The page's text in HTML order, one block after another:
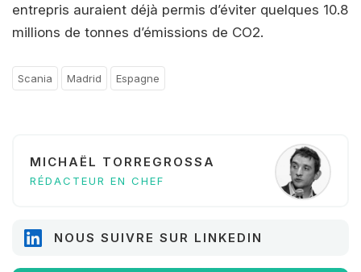
entrepris auraient déjà permis d’éviter quelques 10.8
millions de tonnes d’émissions de CO2.
Scania Madrid Espagne
MICHAËL TORREGROSSA
RÉDACTEUR EN CHEF
NOUS SUIVRE SUR LINKEDIN